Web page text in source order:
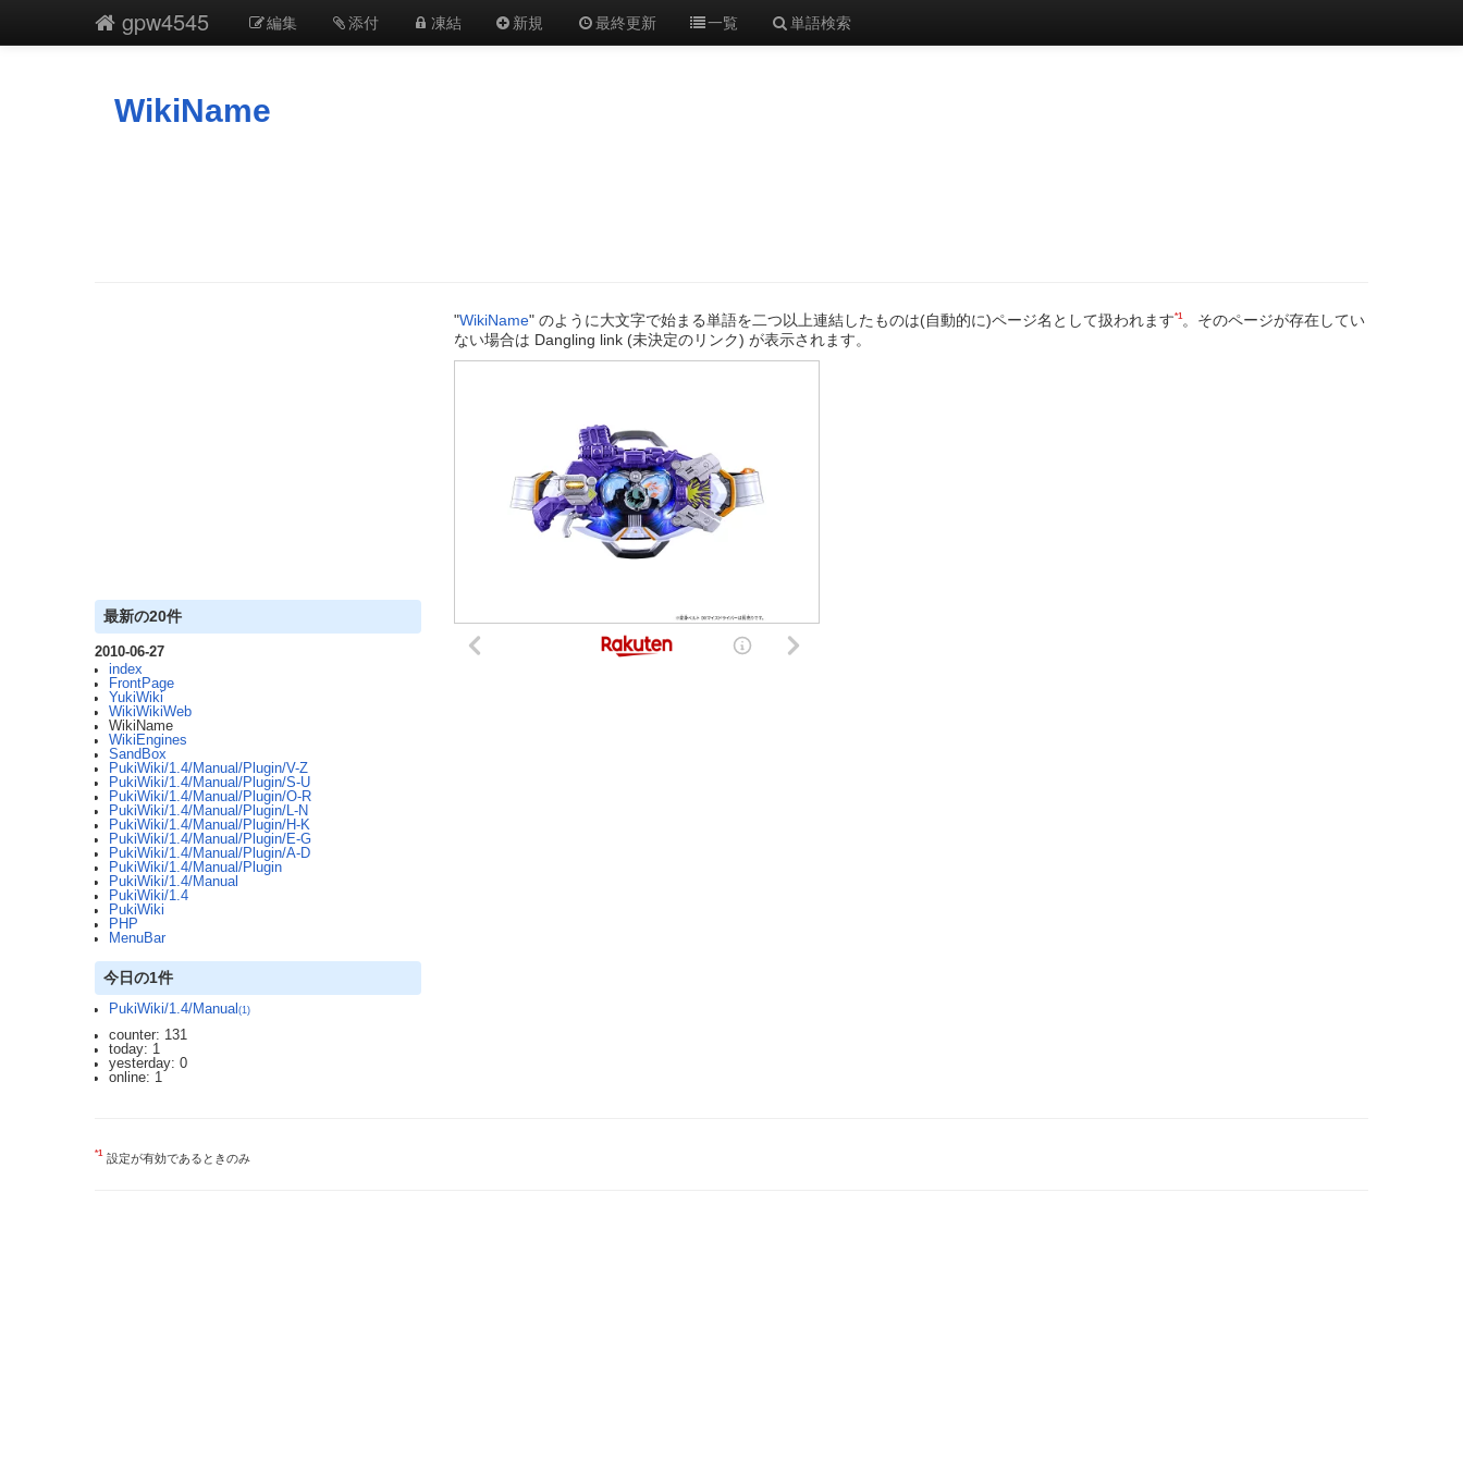
gpw4545 編集 添付 凍結 新規 最終更新 一覧 単語検索
WikiName
最新の20件
2010-06-27
index
FrontPage
YukiWiki
WikiWikiWeb
WikiName
WikiEngines
SandBox
PukiWiki/1.4/Manual/Plugin/V-Z
PukiWiki/1.4/Manual/Plugin/S-U
PukiWiki/1.4/Manual/Plugin/O-R
PukiWiki/1.4/Manual/Plugin/L-N
PukiWiki/1.4/Manual/Plugin/H-K
PukiWiki/1.4/Manual/Plugin/E-G
PukiWiki/1.4/Manual/Plugin/A-D
PukiWiki/1.4/Manual/Plugin
PukiWiki/1.4/Manual
PukiWiki/1.4
PukiWiki
PHP
MenuBar
今日の1件
PukiWiki/1.4/Manual (1)
counter: 131
today: 1
yesterday: 0
online: 1
"WikiName" のように大文字で始まる単語を二つ以上連結したものは(自動的に)ページ名として扱われます*1。そのページが存在してい
ない場合は Dangling link (未決定のリンク) が表示されます。
*1 設定が有効であるときのみ